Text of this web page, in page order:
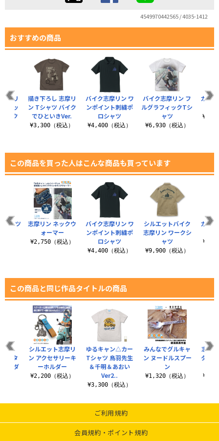
4549970442565 / 4035-1412
おすすめの商品
バイク志摩リン ワ
ンポイント刺繍ポ
ロシャツ
¥4,400（税込）
バイク志摩リン フ
ルグラフィックTシ
ャツ
¥6,930（税込）
カリ
摩リ
ィッ
イク
描き下ろし 志摩リ
ン Tシャツ バイク
でひといきVer.
¥3,300（税込）
この商品を買った人はこんな商品も買っています
バイク志摩リン ワ
ンポイント刺繍ポ
ロシャツ
¥4,400（税込）
シルエットバイク
志摩リン ワークシ
ャツ
¥9,900（税込）
カリ
シャツ
志摩リン ネックウ
ォーマー
¥2,750（税込）
この商品と同じ作品タイトルの商品
ゆるキャン△カー
Tシャツ 鳥羽先生
＆千明＆あおい
Ver2..
¥3,300（税込）
みんなでグルキャ
ン ヌードルスプー
ン
¥1,320（税込）
志摩
ター
△』
スタ
ルダ
シルエット志摩リ
ン アクセサリーキ
ーホルダー
¥2,200（税込）
ご利用規約
会員規約・ポイント規約